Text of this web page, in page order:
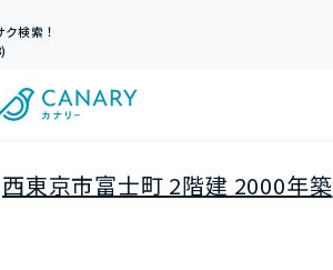
検索！
西東京市富士町 2階建 2000年築